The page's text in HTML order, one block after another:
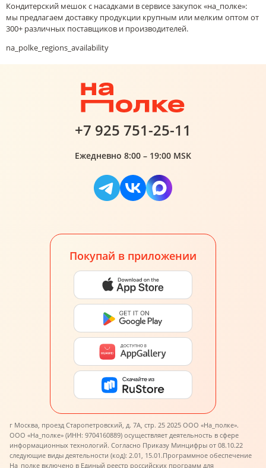
Кондитерский мешок с насадками в сервисе закупок «на_полке»:
мы предлагаем доставку продукции крупным или мелким оптом от
300+ различных поставщиков и производителей.
na_polke_regions_availability
+7 925 751-25-11
Ежедневно 8:00 – 19:00 MSK
Покупай в приложении
г Москва, проезд Старопетровский, д. 7А, стр. 25 2025 ООО «На_полке».
ООО «На_полке» (ИНН: 9704160889) осуществляет деятельность в сфере
информационных технологий. Согласно Приказу Минцифры от 08.10.22
следующие виды деятельности (код): 2.01, 15.01.Программное обеспечение
На_полке включено в Единый реестр российских программ для